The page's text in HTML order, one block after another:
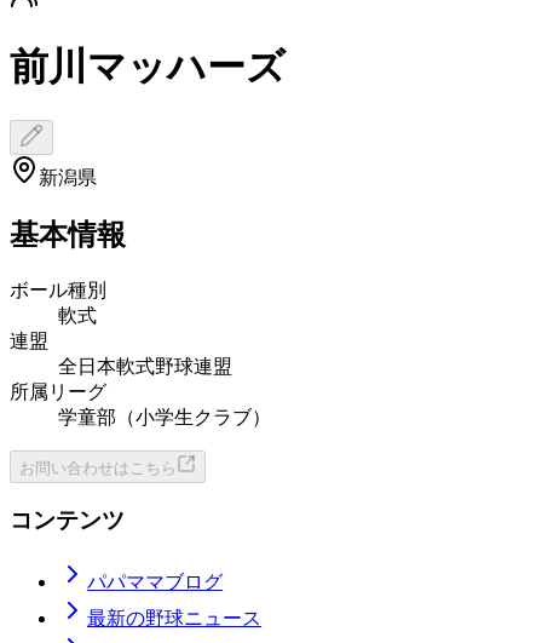
前川マッハーズ
新潟県
基本情報
ボール種別
軟式
連盟
全日本軟式野球連盟
所属リーグ
学童部（小学生クラブ）
お問い合わせはこちら
コンテンツ
パパママブログ
最新の野球ニュース